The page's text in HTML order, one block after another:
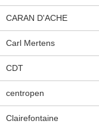
CARAN D'ACHE
Carl Mertens
CDT
centropen
Clairefontaine